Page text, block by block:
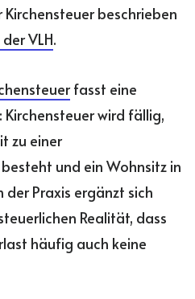
beschrieben
VLH.
fasst eine
wird fällig,
zu einer
und ein Wohnsitz in
Praxis ergänzt sich
Realität, dass
häufig auch keine